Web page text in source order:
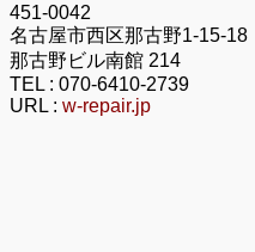
451-0042
名古屋市西区那古野1-15-18
那古野ビル南館 214
TEL : 070-6410-2739
URL : w-repair.jp